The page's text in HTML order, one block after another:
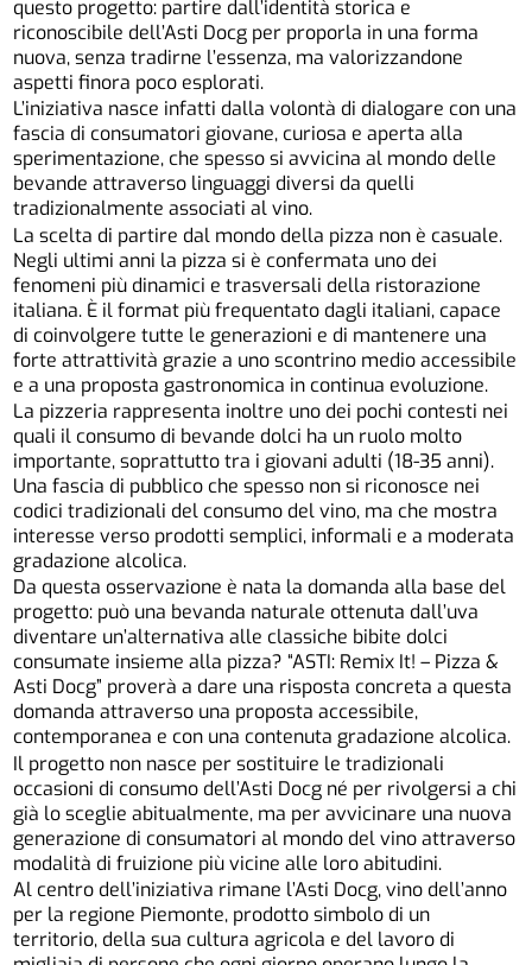
questo progetto: partire dall’identità storica e
riconoscibile dell’Asti Docg per proporla in una forma
nuova, senza tradirne l’essenza, ma valorizzandone
aspetti finora poco esplorati.
L’iniziativa nasce infatti dalla volontà di dialogare con una
fascia di consumatori giovane, curiosa e aperta alla
sperimentazione, che spesso si avvicina al mondo delle
bevande attraverso linguaggi diversi da quelli
tradizionalmente associati al vino.
La scelta di partire dal mondo della pizza non è casuale.
Negli ultimi anni la pizza si è confermata uno dei
fenomeni più dinamici e trasversali della ristorazione
italiana. È il format più frequentato dagli italiani, capace
di coinvolgere tutte le generazioni e di mantenere una
forte attrattività grazie a uno scontrino medio accessibile
e a una proposta gastronomica in continua evoluzione.
La pizzeria rappresenta inoltre uno dei pochi contesti nei
quali il consumo di bevande dolci ha un ruolo molto
importante, soprattutto tra i giovani adulti (18-35 anni).
Una fascia di pubblico che spesso non si riconosce nei
codici tradizionali del consumo del vino, ma che mostra
interesse verso prodotti semplici, informali e a moderata
gradazione alcolica.
Da questa osservazione è nata la domanda alla base del
progetto: può una bevanda naturale ottenuta dall’uva
diventare un’alternativa alle classiche bibite dolci
consumate insieme alla pizza? “ASTI: Remix It! – Pizza &
Asti Docg” proverà a dare una risposta concreta a questa
domanda attraverso una proposta accessibile,
contemporanea e con una contenuta gradazione alcolica.
Il progetto non nasce per sostituire le tradizionali
occasioni di consumo dell’Asti Docg né per rivolgersi a chi
già lo sceglie abitualmente, ma per avvicinare una nuova
generazione di consumatori al mondo del vino attraverso
modalità di fruizione più vicine alle loro abitudini.
Al centro dell’iniziativa rimane l’Asti Docg, vino dell’anno
per la regione Piemonte, prodotto simbolo di un
territorio, della sua cultura agricola e del lavoro di